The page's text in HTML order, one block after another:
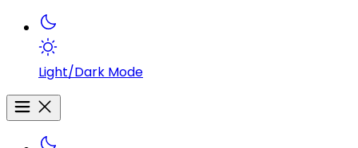
Light/Dark Mode